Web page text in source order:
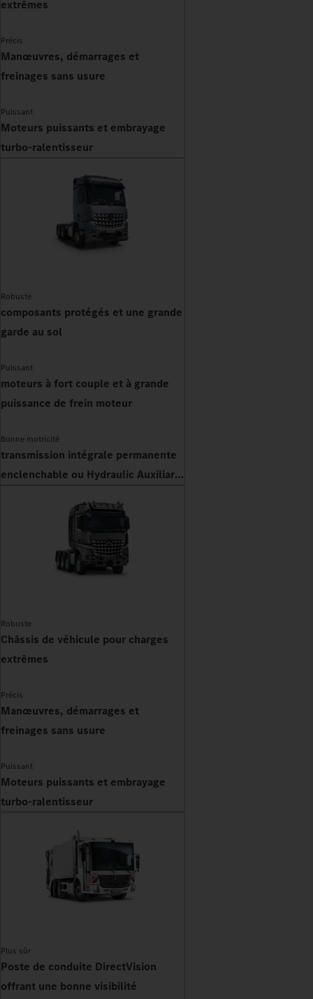
extrêmes
Précis
Manœuvres, démarrages et
freinages sans usure
Puissant
Moteurs puissants et embrayage
turbo-ralentisseur
Robuste
composants protégés et une grande
garde au sol
Puissant
moteurs à fort couple et à grande
puissance de frein moteur
Bonne motricité
transmission intégrale permanente
enclenchable ou Hydraulic Auxiliary
Robuste
Châssis de véhicule pour charges
extrêmes
Précis
Manœuvres, démarrages et
freinages sans usure
Puissant
Moteurs puissants et embrayage
turbo-ralentisseur
Plus sûr
Poste de conduite DirectVision
offrant une bonne visibilité